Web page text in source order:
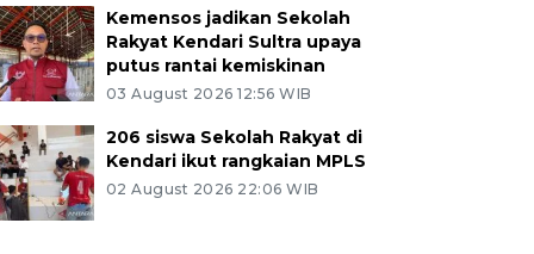
Kemensos jadikan Sekolah
Rakyat Kendari Sultra upaya
putus rantai kemiskinan
03 August 2026 12:56 WIB
206 siswa Sekolah Rakyat di
Kendari ikut rangkaian MPLS
02 August 2026 22:06 WIB